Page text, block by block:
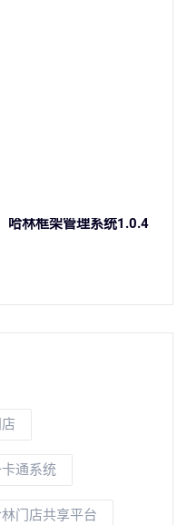
哈林框架管理系统1.0.4
通系统
门店共享平台